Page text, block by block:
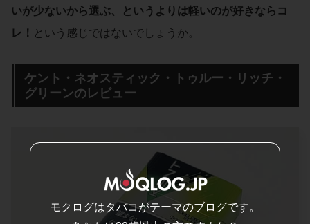
いが少ないから選ぶ、というよりは軽いのが好きならコ
レ！
という感じではないでしょうか。
ケント・ネオスティック・トゥルー・リッチ・
グリーンのレビュー
モクログはタバコがテーマのブログです。